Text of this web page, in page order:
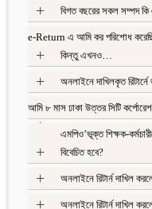
বিগত বছরের সকল সম্পদ
+
e-Return এ আমি কর পরিশোধ করেছি,
কিন্তু এখনও…
+
অনলাইনে দাখিলকৃত
+
আমি ৮ মাস ঢাকা উত্তর সিটি
+
এমপিও’ভূক্ত শিক্ষক-
বিবেচিত হবে?
+
অনলাইনে রিটার্ন দাখিল
+
অনলাইনে রিটার্ন দাখিল
+